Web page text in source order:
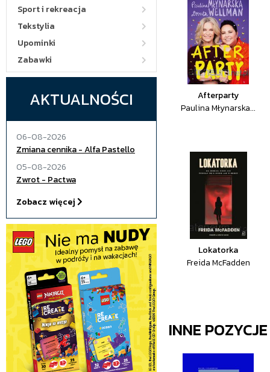
Sport i rekreacja
Tekstylia
Upominki
Zabawki
AKTUALNOŚCI
06-08-2026
Zmiana cennika - Alfa Pastello
05-08-2026
Zwrot - Pactwa
Zobacz więcej
Afterparty
Paulina Młynarska...
Lokatorka
Freida McFadden
INNE